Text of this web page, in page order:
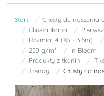
Start Chusty do noszenia
Chusta tkana
Rozmiar 4 (XS - 3.6m)
250 g/m²
In Bloom
Produkty z tkanin
Trendy
Chusty do